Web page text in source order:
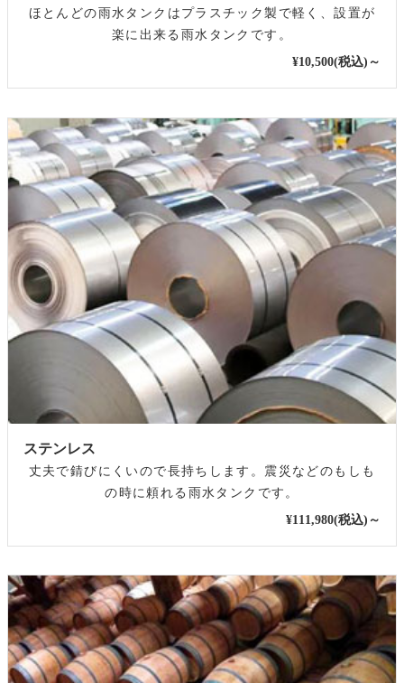
ほとんどの雨水タンクはプラスチック製で軽く、設置が
楽に出来る雨水タンクです。
¥10,500(税込)～
ステンレス
丈夫で錆びにくいので長持ちします。震災などのもしも
の時に頼れる雨水タンクです。
¥111,980(税込)～